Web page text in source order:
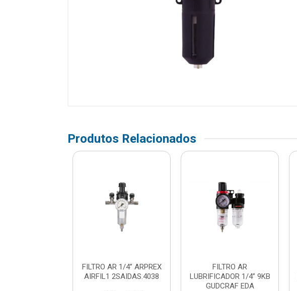
Produtos Relacionados
FILTRO AR 1/4” ARPREX
AIRFIL1 2SAIDAS.4038
FILTRO AR
LUBRIFICADOR 1/4” 9KB
GUDCRAF EDA